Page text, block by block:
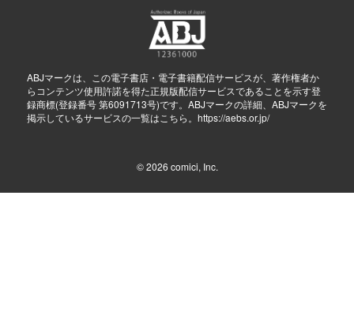
ABJマークは、この電子書店・電子書籍配信サービスが、著作権者か
らコンテンツ使用許諾を得た正規版配信サービスであることを示す登
録商標(登録番号 第6091713号)です。ABJマークの詳細、ABJマークを
掲示しているサービスの一覧はこちら。 https://aebs.or.jp/
© 2026 comici, Inc.